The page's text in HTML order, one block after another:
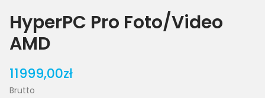
HyperPC Pro Foto/Video
AMD
11999,00zł
Brutto